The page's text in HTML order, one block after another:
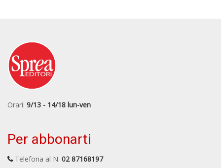
Orari: 9/13 - 14/18 lun-ven
Per abbonarti
Telefona al N. 02 87168197